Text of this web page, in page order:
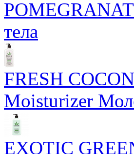
тела
FRESH
Moisturizer
EXOTIC